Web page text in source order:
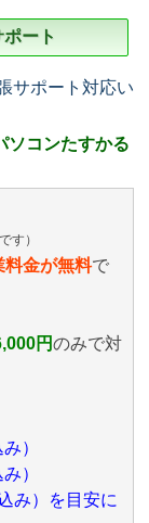
ート
サポート対応い
ソコンたすかる
す）
料金が無料で
円のみで対
）
）
み）を目安に